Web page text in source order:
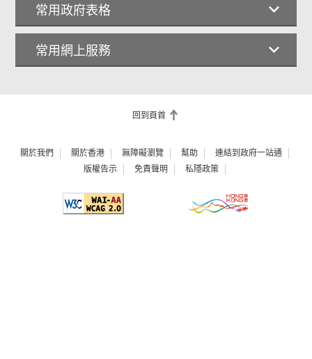
常用政府表格
常用網上服務
關於香港 無障礙瀏覽 幫助
連結到政府一站通